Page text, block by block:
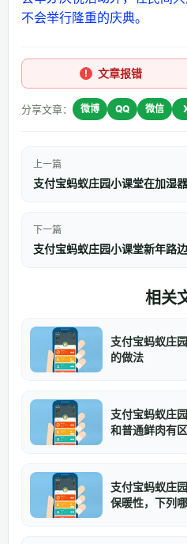
不会举行隆重的庆典。
文章报错
分享文章： 微博 QQ 微信
上一篇
支付宝蚂蚁庄园小课堂在加湿
下一篇
相关
支付宝蚂蚁庄
的做法
支付宝蚂蚁庄
和普通鲜肉有
支付宝蚂蚁庄
保暖性，下列